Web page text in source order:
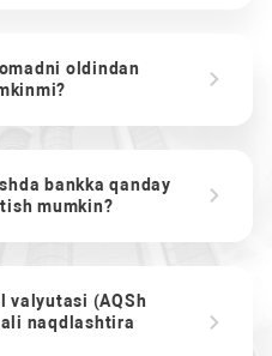
oldindan
bankka qanday
mumkin?
valyutasi (AQSh
naqdlashtira